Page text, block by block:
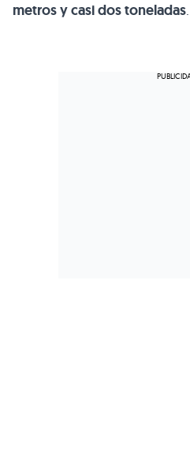
metros y casi dos toneladas.